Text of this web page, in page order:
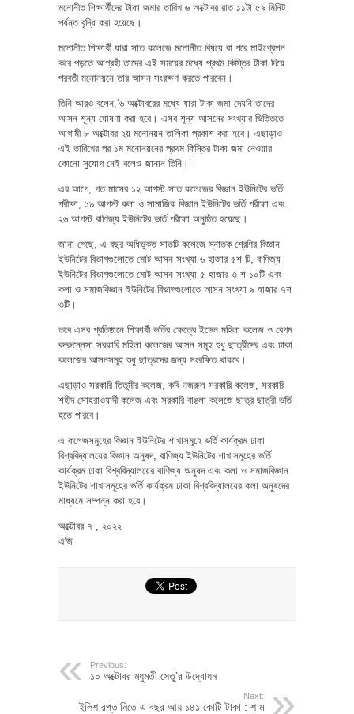
মনোনীত শিক্ষার্থীদের টাকা জমার তারিখ ৬ অক্টোবর রাত ১১টা ৫৯ মিনিট
পর্যন্ত বৃদ্ধি করা হয়েছে।
মনোনীত শিক্ষার্থী যারা সাত কলেজে মনোনীত বিষয়ে বা পরে মাইগ্রেশন
করে পড়তে আগ্রহী তাদের এই সময়ের মধ্যে প্রথম কিস্তির টাকা দিয়ে
পরবর্তী মনোনয়নে তার আসন সংরক্ষণ করতে পারবেন।
তিনি আরও বলেন,‘৬ অক্টোবরের মধ্যে যারা টাকা জমা দেয়নি তাদের
আসন শূন্য ঘোষণা করা হবে। এসব শূন্য আসনের সংখ্যার ভিত্তিতে
আগামী ৮ অক্টোবর ২য় মনোনয়ন তালিকা প্রকাশ করা হবে। এছাড়াও
এই তারিখের পর ১ম মনোনয়নের প্রথম কিস্তির টাকা জমা নেওয়ার
কোনো সুযোগ নেই বলেও জানান তিনি।’
এর আগে, গত মাসের ১২ আগস্ট সাত কলেজের বিজ্ঞান ইউনিটের ভর্তি
পরীক্ষা, ১৯ আগস্ট কলা ও সামাজিক বিজ্ঞান ইউনিটের ভর্তি পরীক্ষা এবং
২৬ আগস্ট বাণিজ্য ইউনিটের ভর্তি পরীক্ষা অনুষ্ঠিত হয়েছে।
জানা গেছে, এ বছর অধিভুক্ত সাতটি কলেজে স্নাতক শ্রেণির বিজ্ঞান
ইউনিটের বিভাগগুলোতে মোট আসন সংখ্যা ৬ হাজার ৫শ টি, বাণিজ্য
ইউনিটের বিভাগগুলোতে মোট আসন সংখ্যা ৫ হাজার ৩ শ ১০টি এবং
কলা ও সমাজবিজ্ঞান ইউনিটের বিভাগগুলোতে আসন সংখ্যা ৯ হাজার ৭শ
৩টি।
তবে এসব প্রতিষ্ঠানে শিক্ষার্থী ভর্তির ক্ষেত্রে ইডেন মহিলা কলেজ ও বেগম
বদরুন্নেসা সরকারি মহিলা কলেজের আসন সমূহ শুধু ছাত্রীদের এবং ঢাকা
কলেজের আসনসমূহ শুধু ছাত্রদের জন্য সংরক্ষিত থাকবে।
এছাড়াও সরকারি তিতুমীর কলেজ, কবি নজরুল সরকারি কলেজ, সরকারি
শহীদ সোহরাওয়ার্দী কলেজ এবং সরকারি বাঙলা কলেজে ছাত্র-ছাত্রী ভর্তি
হতে পারবে।
এ কলেজসমূহের বিজ্ঞান ইউনিটের শাখাসমূহে ভর্তি কার্যক্রম ঢাকা
বিশ্ববিদ্যালয়ের বিজ্ঞান অনুষদ, বাণিজ্য ইউনিটের শাখাসমূহের ভর্তি
কার্যক্রম ঢাকা বিশ্ববিদ্যালয়ের বাণিজ্য অনুষদ এবং কলা ও সমাজবিজ্ঞান
ইউনিটের শাখাসমূহের ভর্তি কার্যক্রম ঢাকা বিশ্ববিদ্যালয়ের কলা অনুষদের
মাধ্যমে সম্পন্ন করা হবে।
অক্টোবর ৭ , ২০২২
এজি
Previous:
১০ অক্টোবর মধুমতী সেতু’র উদ্বোধন
Next:
ইলিশ রপ্তানিতে এ বছর আয় ১৪১ কোটি টাকা : শ ম